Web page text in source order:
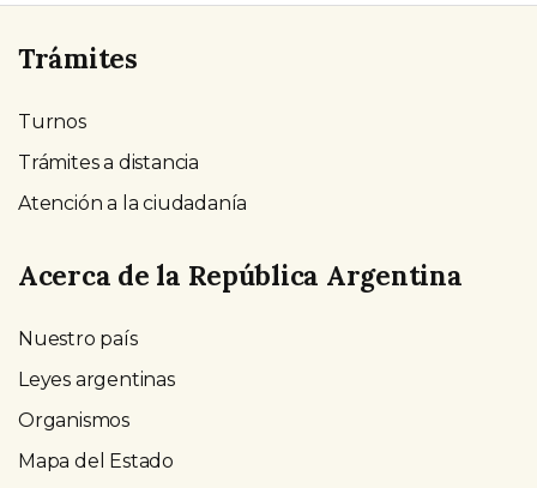
Trámites
Turnos
Trámites a distancia
Atención a la ciudadanía
Acerca de la República Argentina
Nuestro país
Leyes argentinas
Organismos
Mapa del Estado